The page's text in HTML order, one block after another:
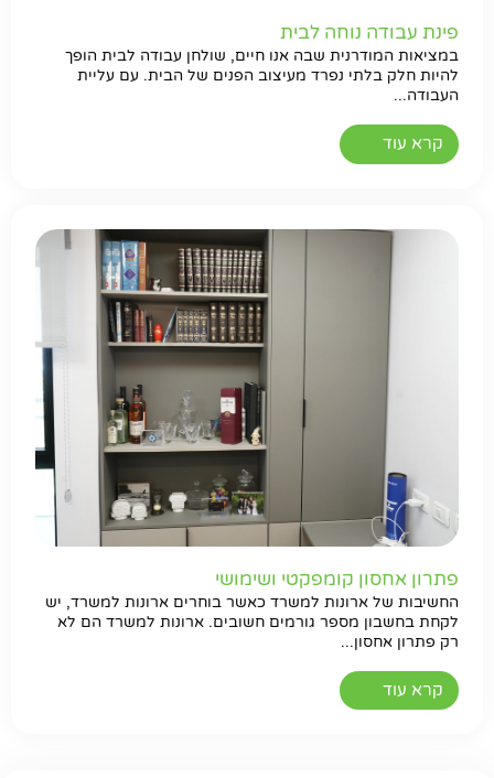
פינת עבודה נוחה לבית
במציאות המודרנית שבה אנו חיים, שולחן עבודה לבית הופך
להיות חלק בלתי נפרד מעיצוב הפנים של הבית. עם עליית
העבודה...
קרא עוד
פתרון אחסון קומפקטי ושימושי
החשיבות של ארונות למשרד כאשר בוחרים ארונות למשרד, יש
לקחת בחשבון מספר גורמים חשובים. ארונות למשרד הם לא
רק פתרון אחסון...
קרא עוד